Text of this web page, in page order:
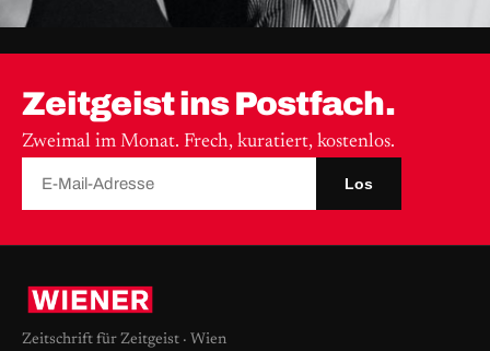
Zeitgeist ins Postfach.
Zweimal im Monat. Frech, kuratiert, kostenlos.
Los
Zeitschrift für Zeitgeist · Wien